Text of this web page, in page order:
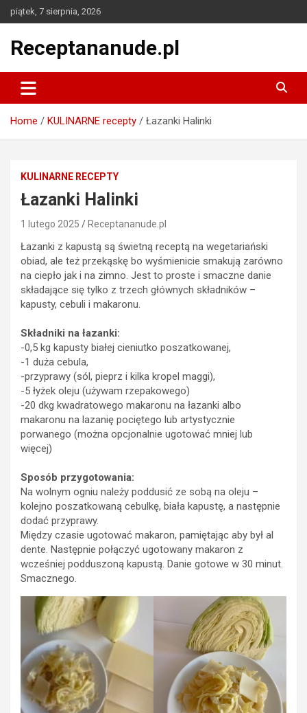
Skip
to
piątek, 7 sierpnia, 2026
Receptananude.pl
Home KULINARNE recepty Łazanki Halinki
KULINARNE RECEPTY
Łazanki Halinki
1 lutego 2025 Receptananude.pl
Łazanki z kapustą są świetną receptą na wegetariański
obiad, ale też przekąskę bo wyśmienicie smakują zarówno
na ciepło jak i na zimno. Jest to proste i smaczne danie
składające się tylko z trzech głównych składników –
kapusty, cebuli i makaronu.
Składniki na łazanki:
-0,5 kg kapusty białej cieniutko poszatkowanej,
-1 duża cebula,
-przyprawy (sól, pieprz i kilka kropel maggi),
-5 łyżek oleju (używam rzepakowego)
-20 dkg kwadratowego makaronu na łazanki albo
makaronu na lazanię pociętego lub artystycznie
porwanego (można opcjonalnie ugotować mniej lub
więcej)
Sposób przygotowania:
Na wolnym ogniu należy poddusić ze sobą na oleju –
kolejno poszatkowaną cebulkę, biała kapustę, a następnie
dodać przyprawy.
Między czasie ugotować makaron, pamiętając aby był al
dente. Następnie połączyć ugotowany makaron z
wcześniej podduszoną kapustą. Danie gotowe w 30 minut.
Smacznego.